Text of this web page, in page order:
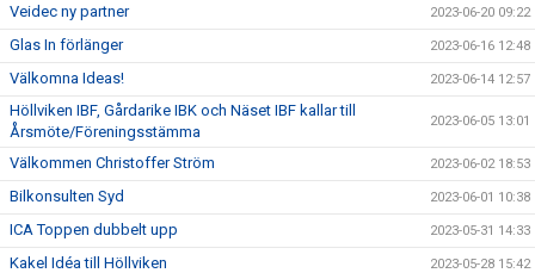
Veidec ny partner 2023-06-20 09:22
Glas In förlänger 2023-06-16 12:48
Välkomna Ideas! 2023-06-14 12:57
Höllviken IBF, Gårdarike IBK och Näset IBF kallar till
Årsmöte/Föreningsstämma
2023-06-05 13:01
Välkommen Christoffer Ström 2023-06-02 18:53
Bilkonsulten Syd 2023-06-01 10:38
ICA Toppen dubbelt upp 2023-05-31 14:33
Kakel Idéa till Höllviken 2023-05-28 15:42